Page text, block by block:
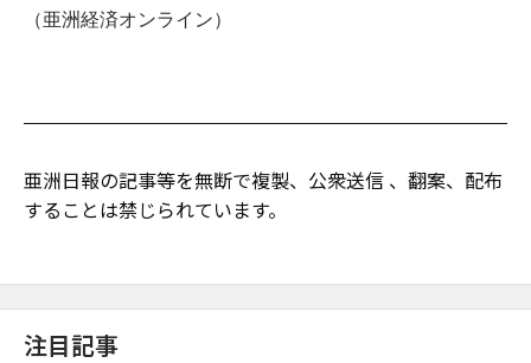
（亜洲経済オンライン）
亜洲日報の記事等を無断で複製、公衆送信 、翻案、配布
することは禁じられています。
注目記事